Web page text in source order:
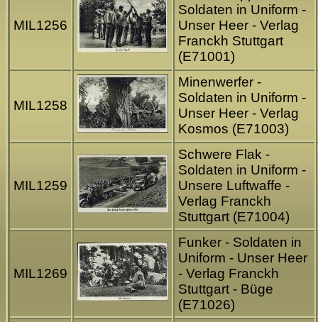
MIL1256
Soldaten in Uniform -
Unser Heer - Verlag
Franckh Stuttgart
(E71001)
MIL1258
Minenwerfer -
Soldaten in Uniform -
Unser Heer - Verlag
Kosmos (E71003)
MIL1259
Schwere Flak -
Soldaten in Uniform -
Unsere Luftwaffe -
Verlag Franckh
Stuttgart (E71004)
MIL1269
Funker - Soldaten in
Uniform - Unser Heer
- Verlag Franckh
Stuttgart - Büge
(E71026)